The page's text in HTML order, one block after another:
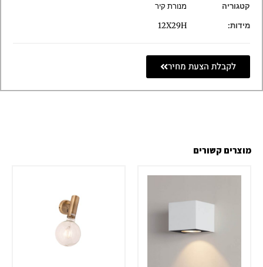
קטגוריה
מנורת קיר
מידות:
12X29H
לקבלת הצעת מחיר
מוצרים קשורים